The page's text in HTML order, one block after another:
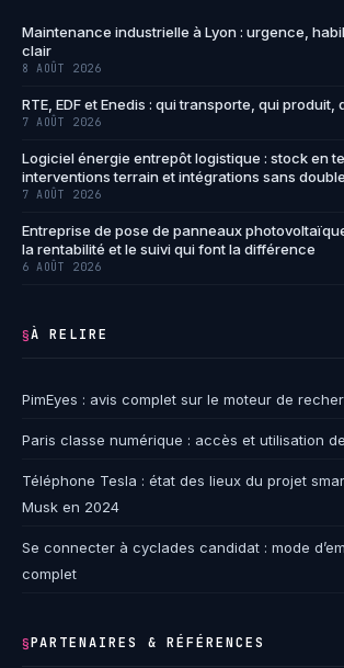
Maintenance industrielle à Lyon : urgence,
clair
8 AOÛT 2026
RTE, EDF et Enedis : qui transporte, qui produit,
7 AOÛT 2026
Logiciel énergie entrepôt logistique : stock en
interventions terrain et intégrations sans
7 AOÛT 2026
Entreprise de pose de panneaux
la rentabilité et le suivi qui font la différence
6 AOÛT 2026
§À RELIRE
PimEyes : avis complet sur le moteur de
Paris classe numérique : accès et utilisation
Téléphone Tesla : état des lieux du projet
Musk en 2024
Se connecter à cyclades candidat : mode
complet
§PARTENAIRES & RÉFÉRENCES